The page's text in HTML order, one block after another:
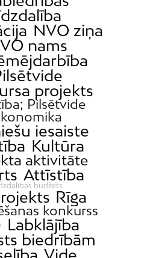
NVO ziņa
nams
projekts
Pilsētvide
iesaiste
Kultūra
aktivitāte
Attīstība
budžets
Rīga
konkurss
Labklājība
biedrībām